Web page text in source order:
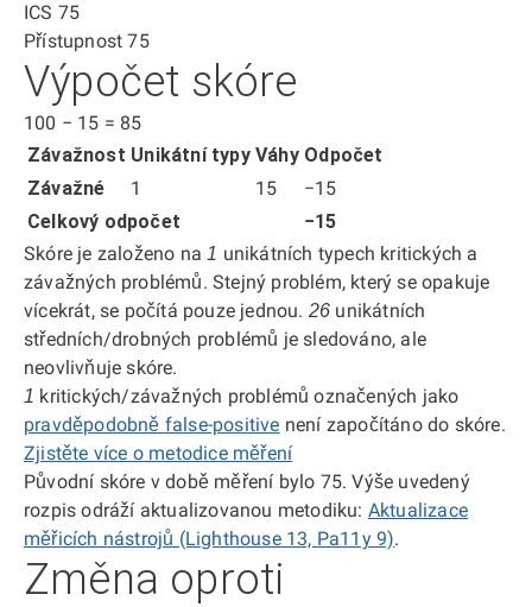
ICS 75
Přístupnost 75
Výpočet skóre
100 − 15 = 85
Závažnost Unikátní typy Váhy Odpočet
Závažné
1 15
−15
Celkový odpočet
−15
Skóre je založeno na1 unikátních typech kritických a
závažných problémů. Stejný problém, který se opakuje
vícekrát, se počítá pouze jednou. 26 unikátních
středních/drobných problémů je sledováno, ale
neovlivňuje skóre.
1 kritických/závažných problémů označených jako
pravděpodobně false-positive není započítáno do skóre.
Zjistěte více o metodice měření
Původní skóre v době měření bylo 75. Výše uvedený
rozpis odráží aktualizovanou metodiku: Aktualizace
měřicích nástrojů (Lighthouse 13, Pa11y 9).
Změna oproti